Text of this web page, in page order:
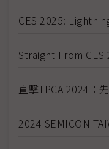
CES 2025:
Straight From CES
直擊TPCA 2024：
2024 SEMICON